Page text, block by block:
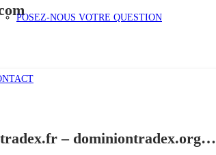
POSEZ-NOUS VOTRE QUESTION
– dominiontradex.org…